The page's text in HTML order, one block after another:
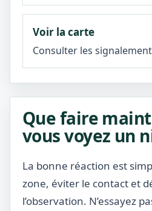
Voir la carte
Consulter les
Que faire
vous voyez un
La bonne réaction est
zone, éviter le contact et
l’observation. N’essayez